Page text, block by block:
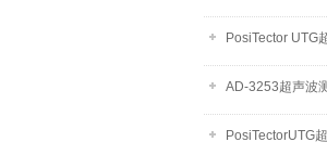
PosiTector UTG
AD-3253超声波
PosiTectorUTG